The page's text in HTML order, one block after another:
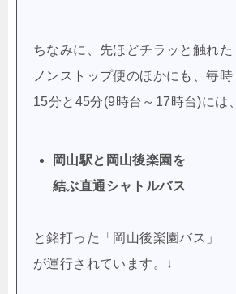
ちなみに、先ほどチラッと触れた
ノンストップ便のほかにも、毎時
15分と45分(9時台～17時台)には、
岡山駅と岡山後楽園を
結ぶ直通シャトルバス
と銘打った「岡山後楽園バス」
が運行されています。↓